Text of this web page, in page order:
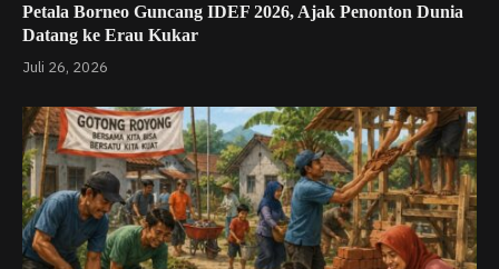
Petala Borneo Guncang IDEF 2026, Ajak Penonton Dunia
Datang ke Erau Kukar
Juli 26, 2026